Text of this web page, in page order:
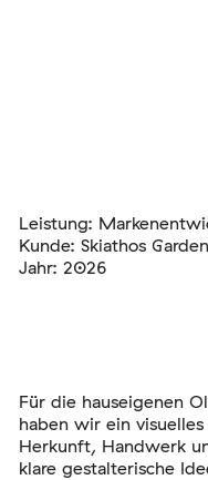
Leistung:
Kunde: Skiathos
Jahr: 2026
Für die hauseigenen
haben wir ein
Herkunft, Handwerk
klare gestalterische